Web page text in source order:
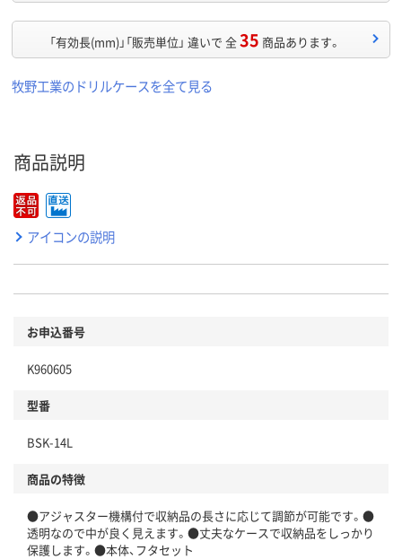
「有効長(mm)」「販売単位」 違いで 全35 商品あります。
牧野工業のドリルケースを全て見る
商品説明
アイコンの説明
お申込番号
K960605
型番
BSK-14L
商品の特徴
●アジャスター機構付で収納品の長さに応じて調節が可能です。●
透明なので中が良く見えます。●丈夫なケースで収納品をしっかり
保護します。●本体、フタセット